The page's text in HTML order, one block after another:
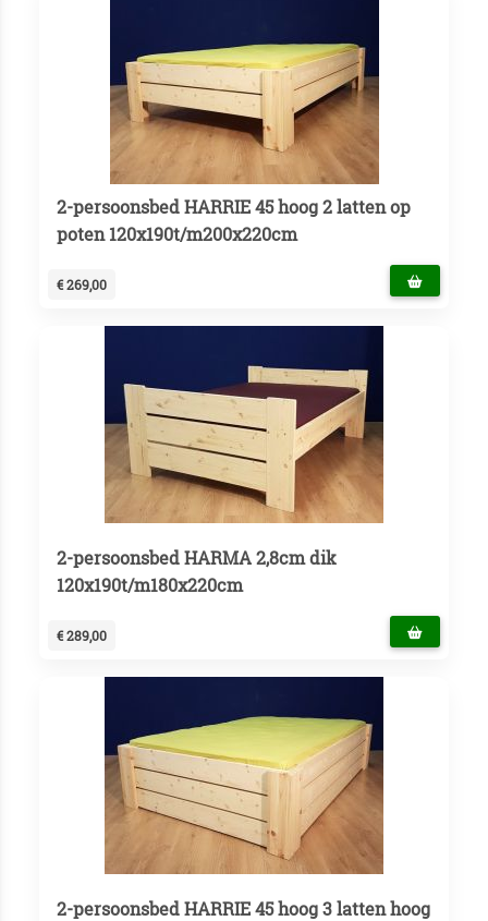
2-persoonsbed HARRIE 45 hoog 2 latten op
poten 120x190t/m200x220cm
€ 269,00
2-persoonsbed HARMA 2,8cm dik
120x190t/m180x220cm
€ 289,00
2-persoonsbed HARRIE 45 hoog 3 latten hoog